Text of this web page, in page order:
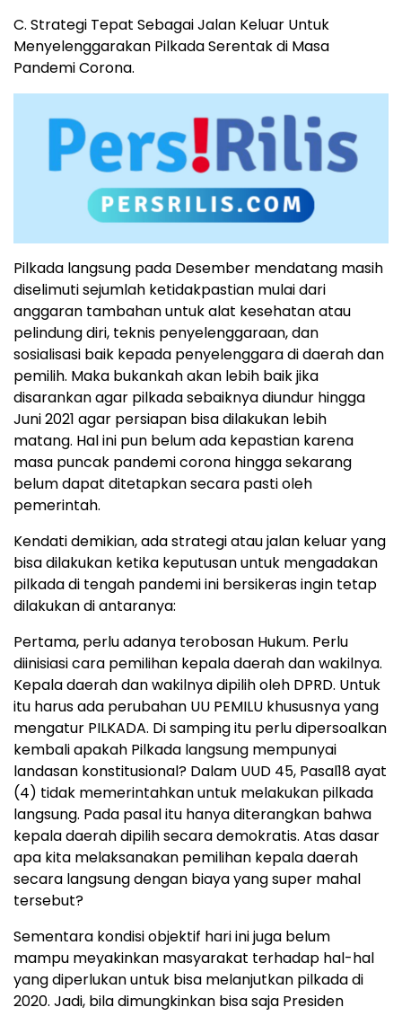
C. Strategi Tepat Sebagai Jalan Keluar Untuk
Menyelenggarakan Pilkada Serentak di Masa
Pandemi Corona.
Pilkada langsung pada Desember mendatang masih
diselimuti sejumlah ketidakpastian mulai dari
anggaran tambahan untuk alat kesehatan atau
pelindung diri, teknis penyelenggaraan, dan
sosialisasi baik kepada penyelenggara di daerah dan
pemilih. Maka bukankah akan lebih baik jika
disarankan agar pilkada sebaiknya diundur hingga
Juni 2021 agar persiapan bisa dilakukan lebih
matang. Hal ini pun belum ada kepastian karena
masa puncak pandemi corona hingga sekarang
belum dapat ditetapkan secara pasti oleh
pemerintah.
Kendati demikian, ada strategi atau jalan keluar yang
bisa dilakukan ketika keputusan untuk mengadakan
pilkada di tengah pandemi ini bersikeras ingin tetap
dilakukan di antaranya:
Pertama, perlu adanya terobosan Hukum. Perlu
diinisiasi cara pemilihan kepala daerah dan wakilnya.
Kepala daerah dan wakilnya dipilih oleh DPRD. Untuk
itu harus ada perubahan UU PEMILU khususnya yang
mengatur PILKADA. Di samping itu perlu dipersoalkan
kembali apakah Pilkada langsung mempunyai
landasan konstitusional? Dalam UUD 45, Pasal18 ayat
(4) tidak memerintahkan untuk melakukan pilkada
langsung. Pada pasal itu hanya diterangkan bahwa
kepala daerah dipilih secara demokratis. Atas dasar
apa kita melaksanakan pemilihan kepala daerah
secara langsung dengan biaya yang super mahal
tersebut?
Sementara kondisi objektif hari ini juga belum
mampu meyakinkan masyarakat terhadap hal-hal
yang diperlukan untuk bisa melanjutkan pilkada di
2020. Jadi, bila dimungkinkan bisa saja Presiden